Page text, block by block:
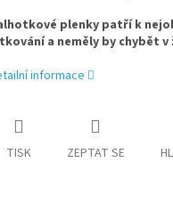
plenky patří k
a neměly by chybět
informace
TISK ZEPTAT SE